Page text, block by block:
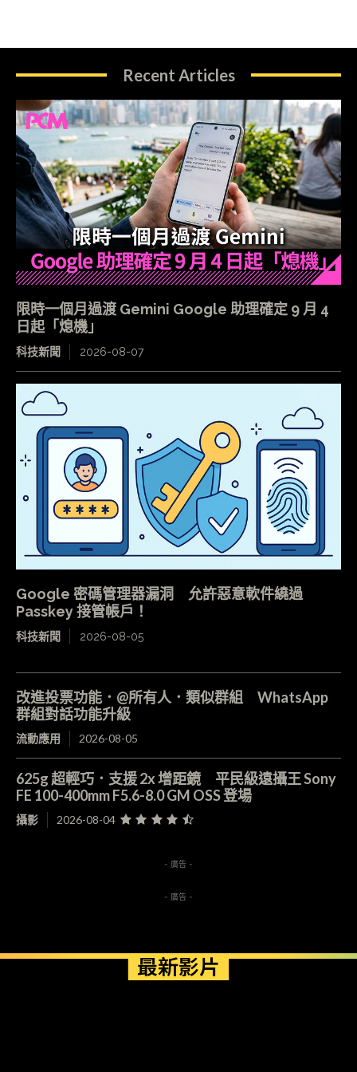
Recent Articles
限時一個月過渡 Gemini Google 助理確定 9 月 4
日起「熄機」
科技新聞 2026-08-07
Google 密碼管理器漏洞 允許惡意軟件繞過
Passkey 接管帳戶！
科技新聞 2026-08-05
改進投票功能．@所有人．類似群組 WhatsApp
群組對話功能升級
流動應用 2026-08-05
625g 超輕巧．支援 2x 增距鏡 平民級遠攝王 Sony
FE 100-400mm F5.6-8.0 GM OSS 登場
攝影 2026-08-04
- 廣告 -
- 廣告 -
最新影片